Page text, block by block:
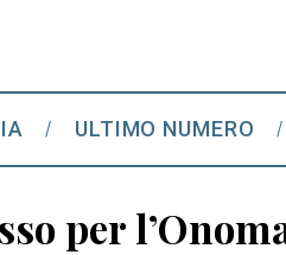
ULTIMO NUMERO
per